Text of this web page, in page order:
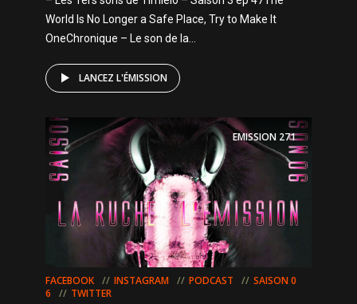
World Is No Longer a Safe Place, Try to Make It
OneChronique – Le son de la...
LANCEZ L'ÉMISSION
EMISSION 271
FACEBOOK INSTAGRAM PODCAST
SAISON 0
6
TWITTER